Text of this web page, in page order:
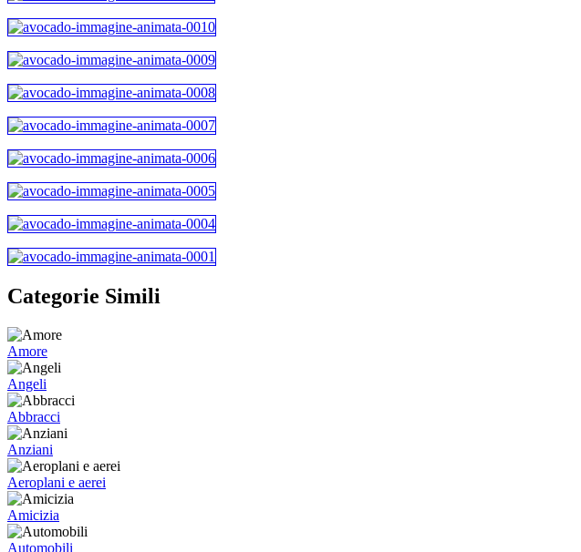
Categorie Simili
Amore
Angeli
Abbracci
Anziani
Aeroplani e aerei
Amicizia
Automobili